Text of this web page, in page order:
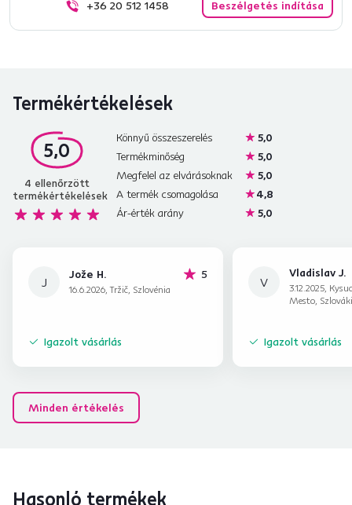
+36 20 512 1458 Beszélgetés indítása
Termékértékelések
5,0
4 ellenőrzött
termékértékelések
Könnyű összeszerelés
5,0
Termékminőség
5,0
Megfelel az elvárásoknak
5,0
A termék csomagolása
4,8
Ár-érték arány
5,0
J Jože H.
16.6.2026, Tržič, Szlovénia
5hviezdičiek
Igazolt vásárlás
V
Vladislav J.
3.12.2025,
Mesto,
Igazolt vásárlás
Minden értékelés
Hasonló termékek